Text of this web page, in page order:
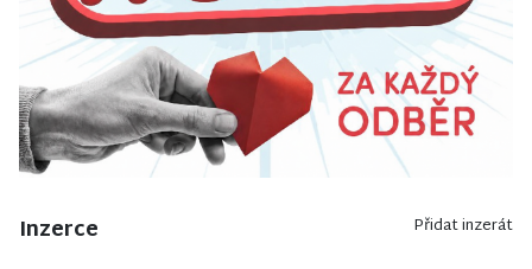
Inzerce Přidat inzerát